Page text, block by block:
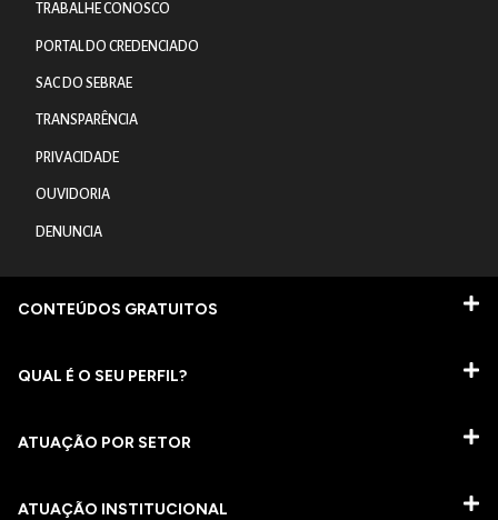
TRABALHE CONOSCO
PORTAL DO CREDENCIADO
SAC DO SEBRAE
TRANSPARÊNCIA
PRIVACIDADE
OUVIDORIA
DENUNCIA
CONTEÚDOS GRATUITOS
QUAL É O SEU PERFIL?
ATUAÇÃO POR SETOR
ATUAÇÃO INSTITUCIONAL